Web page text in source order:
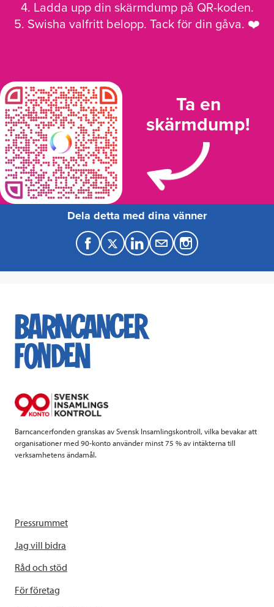
4. Ladda upp din skärmdump på QR-koden.
5. Swisha valfritt belopp. Tack för din gåva. ❤️
Ta en
skärmdump!
Dela detta med dina vänner
F
a
e
b
k
T
w
t
t
L
i
k
e
M
a
Barncancerfonden granskas av Svensk Insamlingskontroll, vilka bevakar att
organisationer med 90-konto använder minst 75 % av intäkterna till
verksamhetens ändamål.
Pressrummet
Jag vill bidra
Råd och stöd
För företag